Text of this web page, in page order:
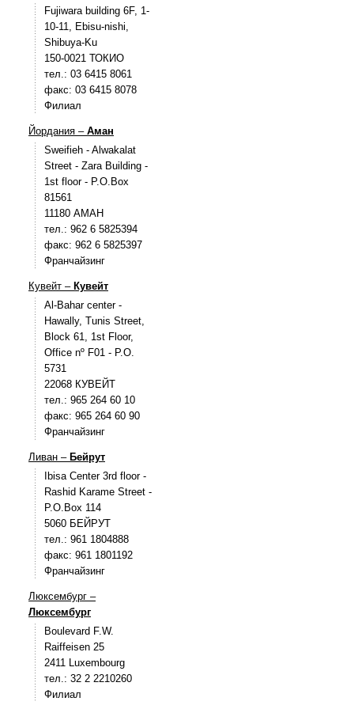
Fujiwara building 6F, 1-
10-11, Ebisu-nishi,
Shibuya-Ku
150-0021 ТОКИО
тел.: 03 6415 8061
факс: 03 6415 8078
Филиал
Йордания – Аман
Sweifieh - Alwakalat
Street - Zara Building -
1st floor - P.O.Box
81561
11180 АМАН
тел.: 962 6 5825394
факс: 962 6 5825397
Франчайзинг
Кувейт – Кувейт
Al-Bahar center -
Hawally, Tunis Street,
Block 61, 1st Floor,
Office nº F01 - P.O.
5731
22068 КУВЕЙТ
тел.: 965 264 60 10
факс: 965 264 60 90
Франчайзинг
Ливан – Бейрут
Ibisa Center 3rd floor -
Rashid Karame Street -
P.O.Box 114
5060 БЕЙРУТ
тел.: 961 1804888
факс: 961 1801192
Франчайзинг
Люксембург –
Люксембург
Boulevard F.W.
Raiffeisen 25
2411 Luxembourg
тел.: 32 2 2210260
Филиал